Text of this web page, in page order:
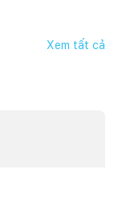
Xem tất cả